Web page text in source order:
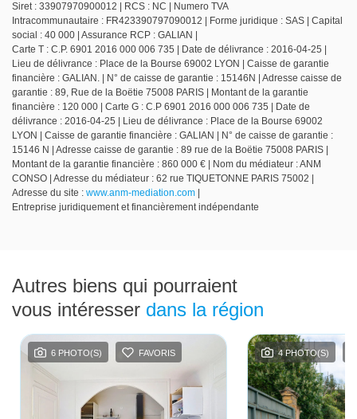
Siret : 33907970900012 | RCS : NC | Numero TVA
Intracommunautaire : FR423390797090012 | Forme juridique : SAS | Capital
social : 40 000 | Assurance RCP : GALIAN |
Carte T : C.P. 6901 2016 000 006 735 | Date de délivrance : 2016-04-25 |
Lieu de délivrance : Place de la Bourse 69002 LYON | Caisse de garantie
financière : GALIAN. | N° de caisse de garantie : 15146N | Adresse caisse de
garantie : 89, Rue de la Boëtie 75008 PARIS | Montant de la garantie
financière : 120 000 | Carte G : C.P 6901 2016 000 006 735 | Date de
délivrance : 2016-04-25 | Lieu de délivrance : Place de la Bourse 69002
LYON | Caisse de garantie financière : GALIAN | N° de caisse de garantie :
15146 N | Adresse caisse de garantie : 89 rue de la Boëtie 75008 PARIS |
Montant de la garantie financière : 860 000 € | Nom du médiateur : ANM
CONSO | Adresse du médiateur : 62 rue TIQUETONNE PARIS 75002 |
Adresse du site : www.anm-mediation.com
Entreprise juridiquement et financièrement indépendante
Autres biens qui pourraient
vous intéresser dans la région
6 PHOTO(S) FAVORIS 4 PHOTO(S)